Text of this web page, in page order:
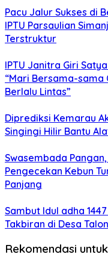
Pacu Jalur Sukses di
IPTU Parsaulian
Terstruktur
IPTU Janitra Giri
“Mari Bersama-sama
Berlalu Lintas”
Diprediksi Kemarau
Singingi Hilir Bantu
Swasembada
Pengecekan Kebun
Panjang
Sambut Idul adha
Takbiran di Desa
Rekomendasi